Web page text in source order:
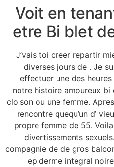
Voit en
etre Bi blet
J’vais toi creer repartir
diverses jours de . Je
effectuer une des
notre histoire amoureux bi
cloison ou une femme.
rencontre quequ’un d’
propre femme de 55.
divertissements
compagnie de de gros
epiderme integral